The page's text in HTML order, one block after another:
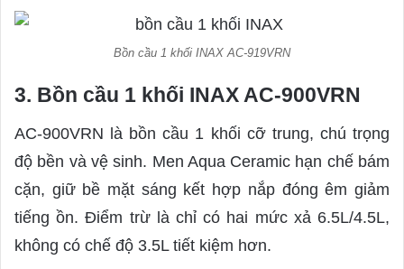
Bồn cầu 1 khối INAX AC-919VRN
3. Bồn cầu 1 khối INAX AC-900VRN
AC-900VRN là bồn cầu 1 khối cỡ trung, chú trọng
độ bền và vệ sinh. Men Aqua Ceramic hạn chế bám
cặn, giữ bề mặt sáng kết hợp nắp đóng êm giảm
tiếng ồn. Điểm trừ là chỉ có hai mức xả 6.5L/4.5L,
không có chế độ 3.5L tiết kiệm hơn.